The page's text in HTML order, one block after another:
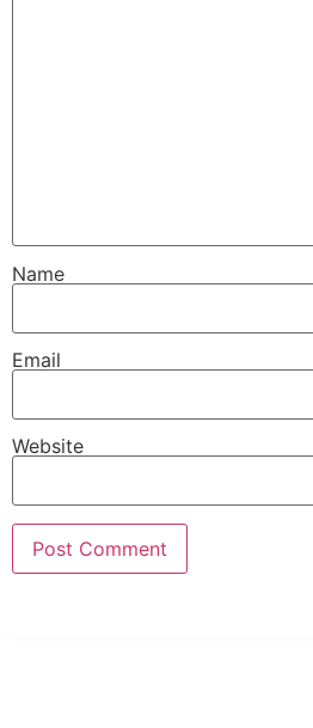
Name
Email
Website